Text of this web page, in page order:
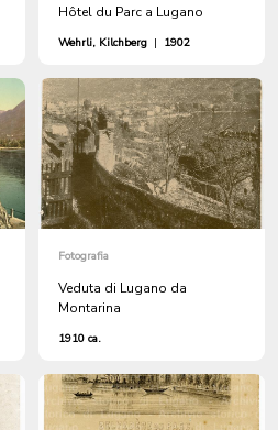
Hôtel du Parc a Lugano
Wehrli, Kilchberg | 1902
Fotografia
Veduta di Lugano da
Montarina
1910 ca.